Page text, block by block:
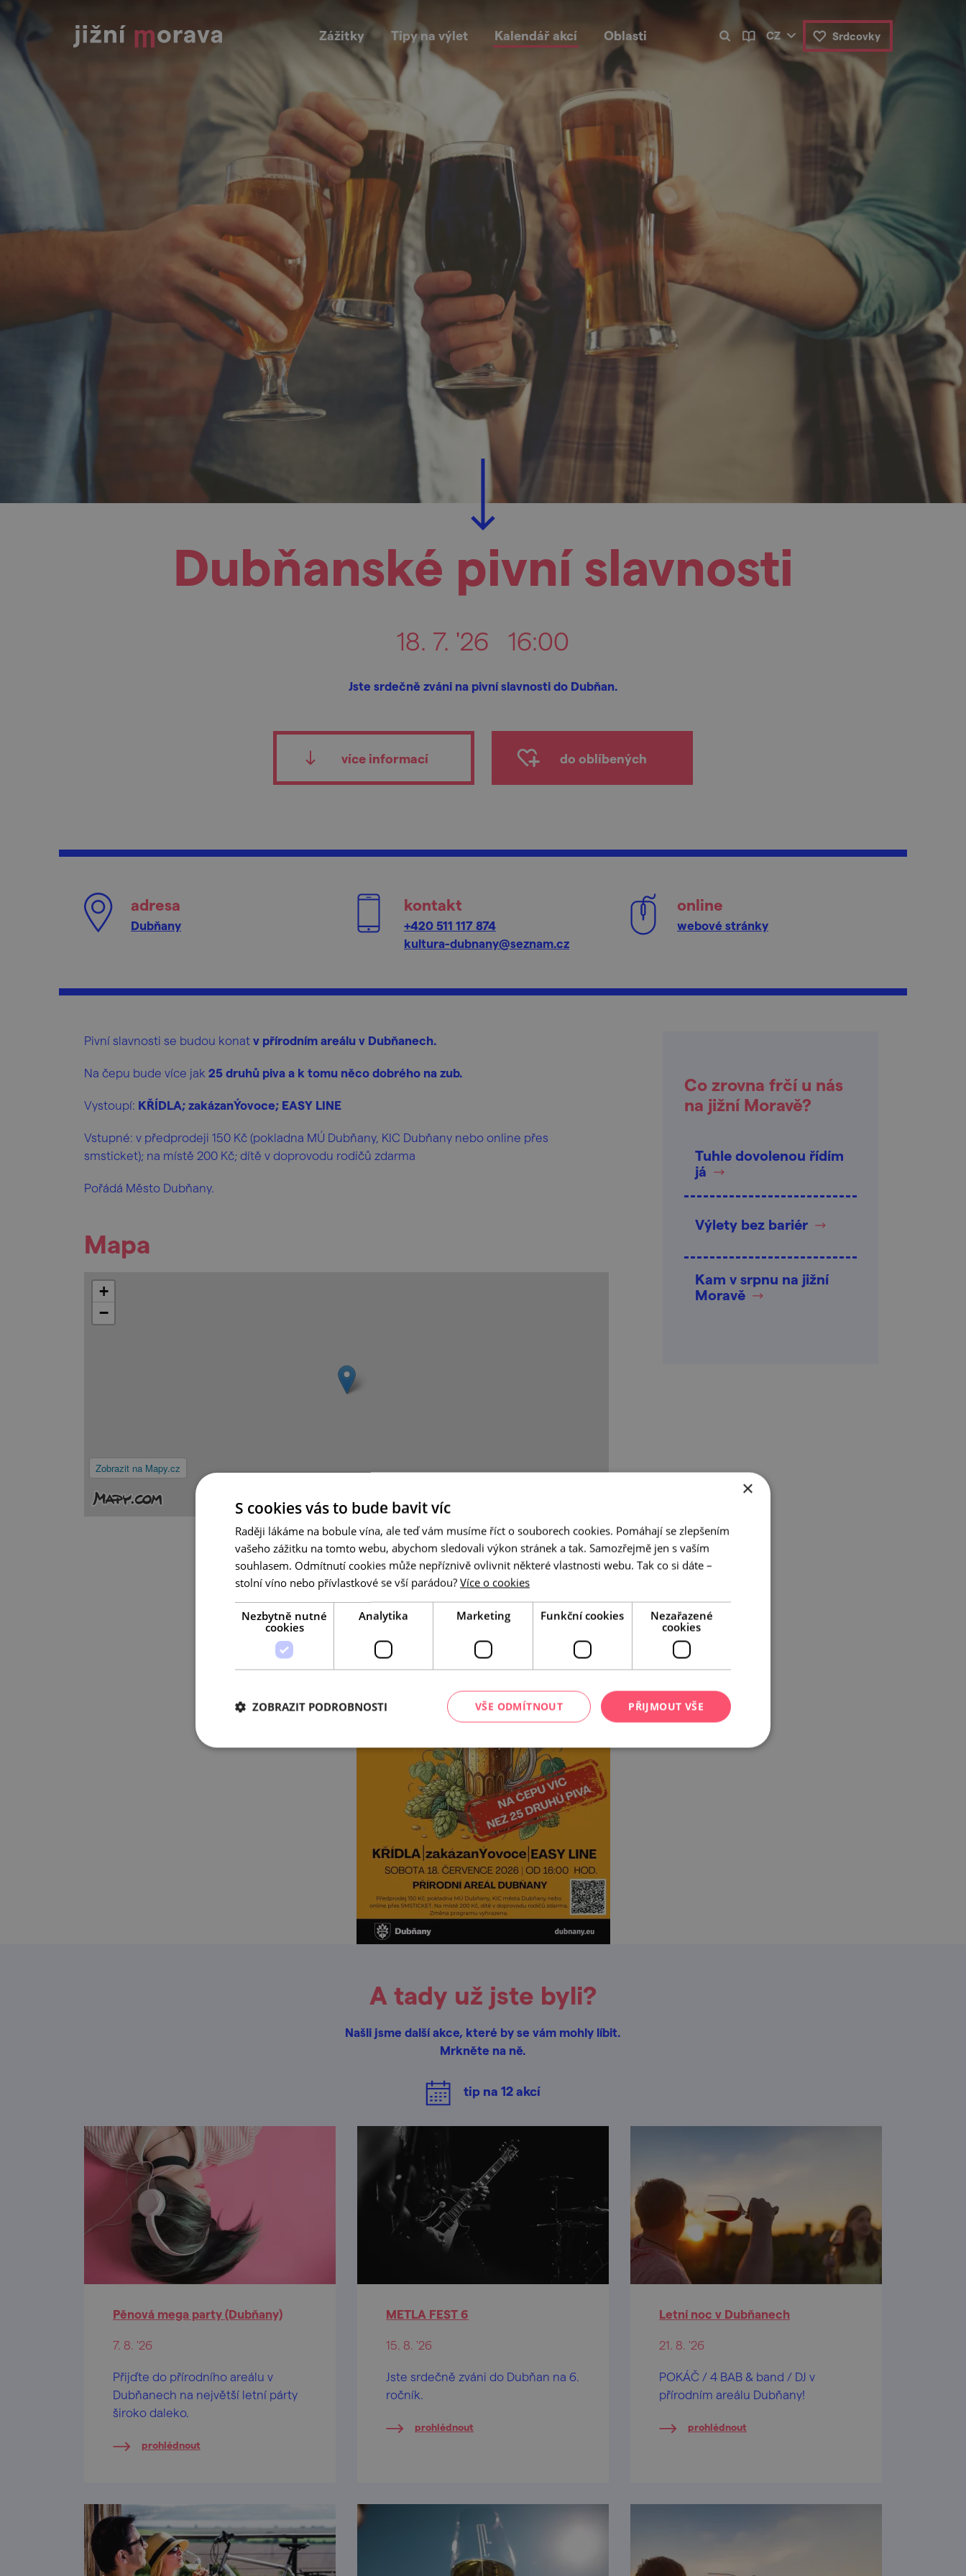
Zážitky Tipy na výlet Kalendář akcí Oblasti CZ Srdcovky
Dubňanské pivní slavnosti
18. 7. '26 16:00
Jste srdečně zváni na pivní slavnosti do Dubňan.
více informací do oblíbených
adresa
Dubňany
kontakt
+420 511 117 874
kultura-dubnany@seznam.cz
online
webové stránky
Pivní slavnosti se budou konat v přírodním areálu v Dubňanech.
Na čepu bude více jak 25 druhů piva a k tomu něco dobrého na zub.
Vystoupí: KŘÍDLA; zakázanÝovoce; EASY LINE
Vstupné: v předprodeji 150 Kč (pokladna MÚ Dubňany, KIC Dubňany nebo online přes
smsticket); na místě 200 Kč; dítě v doprovodu rodičů zdarma
Pořádá Město Dubňany.
Mapa
Zobrazit na Mapy.cz
+
−
Co zrovna frčí u nás
na jižní Moravě?
Tuhle dovolenou řídím
já
Výlety bez bariér
Kam v srpnu na jižní
Moravě
A tady už jste byli?
Našli jsme další akce, které by se vám mohly líbit.
Mrkněte na ně.
tip na 12akcí
Pěnová mega party (Dubňany)
7. 8. '26
Přijďte do přírodního areálu v
Dubňanech na největší letní párty
široko daleko.
prohlédnout
METLA FEST 6
15. 8. '26
Jste srdečně zváni do Dubňan na 6.
ročník.
prohlédnout
Letní noc v Dubňanech
21. 8. '26
POKÁČ / 4 BAB & band / DJ v
přírodním areálu Dubňany!
prohlédnout
×
S cookies vás to bude bavit víc
Raději lákáme na bobule vína, ale teď vám musíme říct o souborech cookies. Pomáhají se zlepšením
vašeho zážitku na tomto webu, abychom sledovali výkon stránek a tak. Samozřejmě jen s vaším
souhlasem. Odmítnutí cookies může nepříznivě ovlivnit některé vlastnosti webu. Tak co si dáte –
stolní víno nebo přívlastkové se vší parádou? Více o cookies
Nezbytně nutné
cookies
Analytika Marketing Funkční cookies
Nezařazené
cookies
PŘIJMOUT VŠE
VŠE ODMÍTNOUT
ZOBRAZIT PODROBNOSTI